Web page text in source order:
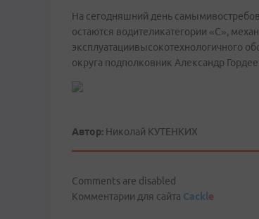
На сегодняшний день
остаются водителикатегории «С»,
эксплуатациивысокотехнологичного
округа подполковник Александр
Автор: Николай КУТЕНКИХ
Comments are disabled
Комментарии для сайта Cackle